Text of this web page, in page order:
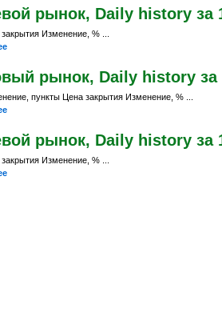
рынок, Daily history за
Изменение, % ...
рынок, Daily history за
пункты Цена закрытия Изменение, % ...
рынок, Daily history за
Изменение, % ...